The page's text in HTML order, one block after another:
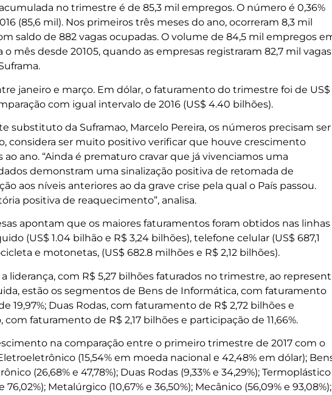
no trimestre é de 85,3 mil empregos. O número é 0,36%
(85,6 mil). Nos primeiros três meses do ano, ocorreram 8,3 mil
saldo de 882 vagas ocupadas. O volume de 84,5 mil empregos
mês desde 20105, quando as empresas registraram 82,7 mil vagas
janeiro e março. Em dólar, o faturamento do trimestre foi de US$
com igual intervalo de 2016 (US$ 4.40 bilhões).
substituto da Suframao, Marcelo Pereira, os números precisam ser
considera ser muito positivo verificar que houve crescimento
ano. “Ainda é prematuro cravar que já vivenciamos uma
demonstram uma sinalização positiva de retomada de
aos níveis anteriores ao da grave crise pela qual o País passou.
positiva de reaquecimento”, analisa.
apontam que os maiores faturamentos foram obtidos nas linhas
(US$ 1.04 bilhão e R$ 3,24 bilhões), telefone celular (US$ 687,1
e motonetas, (US$ 682.8 milhões e R$ 2,12 bilhões).
liderança, com R$ 5,27 bilhões faturados no trimestre, ao
estão os segmentos de Bens de Informática, com faturamento
19,97%; Duas Rodas, com faturamento de R$ 2,72 bilhões e
com faturamento de R$ 2,17 bilhões e participação de 11,66%.
na comparação entre o primeiro trimestre de 2017 com o
(15,54% em moeda nacional e 42,48% em dólar);
(26,68% e 47,78%); Duas Rodas (9,33% e 34,29%); Termoplástico
e 76,02%); Metalúrgico (10,67% e 36,50%); Mecânico (56,09% e 93,08%);